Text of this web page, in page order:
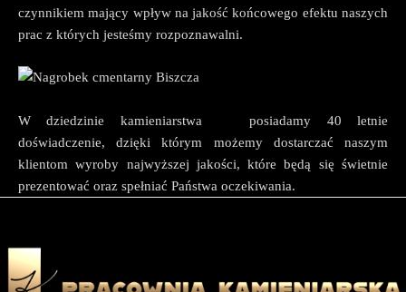
czynnikiem mający wpływ na jakość końcowego efektu naszych
prac z których jesteśmy rozpoznawalni.
W dziedzinie kamieniarstwa posiadamy 40 letnie
doświadczenie, dzięki którym możemy dostarczać naszym
klientom wyroby najwyższej jakości, które będą się świetnie
prezentować oraz spełniać Państwa oczekiwania.